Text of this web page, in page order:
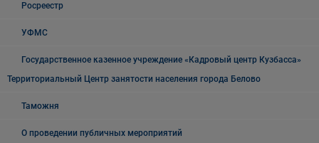
Росреестр
УФМС
Государственное казенное учреждение «Кадровый центр Кузбасса»
Территориальный Центр занятости населения города Белово
Таможня
О проведении публичных мероприятий